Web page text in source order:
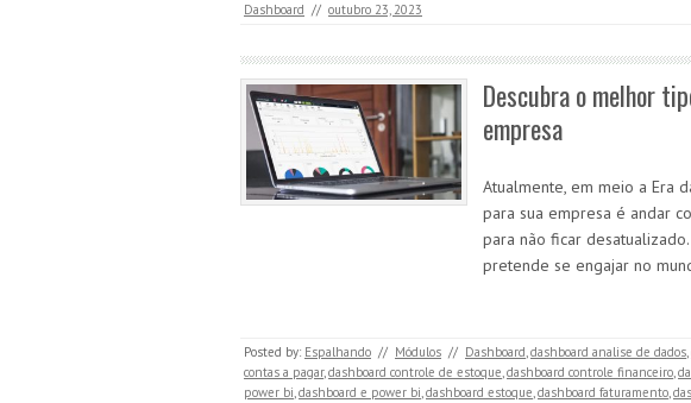
Dashboard // outubro 23, 2023
Descubra o melhor
empresa
Atualmente, em meio a Era
para sua empresa é andar
para não ficar
pretende se engajar no
Posted by: Espalhando // Módulos // Dashboard,dashboard analise de dados,
contas a pagar,dashboard controle de estoque,dashboard controle financeiro,
power bi,dashboard e power bi,dashboard estoque,dashboard faturamento,